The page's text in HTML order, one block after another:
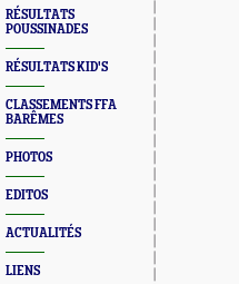
RÉSULTATS
POUSSINADES
RÉSULTATS KID'S
CLASSEMENTS FFA
BARÊMES
PHOTOS
EDITOS
ACTUALITÉS
LIENS